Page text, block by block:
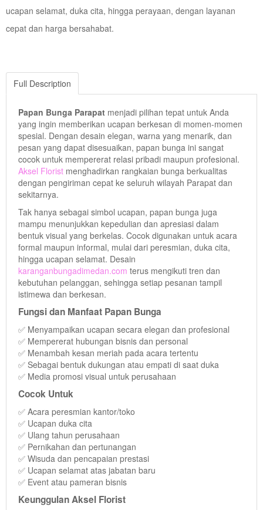
ucapan selamat, duka cita, hingga perayaan, dengan layanan
cepat dan harga bersahabat.
Full Description
Papan Bunga Parapat menjadi pilihan tepat untuk Anda
yang ingin memberikan ucapan berkesan di momen-momen
spesial. Dengan desain elegan, warna yang menarik, dan
pesan yang dapat disesuaikan, papan bunga ini sangat
cocok untuk mempererat relasi pribadi maupun profesional.
Aksel Florist menghadirkan rangkaian bunga berkualitas
dengan pengiriman cepat ke seluruh wilayah Parapat dan
sekitarnya.
Tak hanya sebagai simbol ucapan, papan bunga juga
mampu menunjukkan kepedulian dan apresiasi dalam
bentuk visual yang berkelas. Cocok digunakan untuk acara
formal maupun informal, mulai dari peresmian, duka cita,
hingga ucapan selamat. Desain
karanganbungadimedan.com terus mengikuti tren dan
kebutuhan pelanggan, sehingga setiap pesanan tampil
istimewa dan berkesan.
Fungsi dan Manfaat Papan Bunga
✅ Menyampaikan ucapan secara elegan dan profesional
✅ Mempererat hubungan bisnis dan personal
✅ Menambah kesan meriah pada acara tertentu
✅ Sebagai bentuk dukungan atau empati di saat duka
✅ Media promosi visual untuk perusahaan
Cocok Untuk
✅ Acara peresmian kantor/toko
✅ Ucapan duka cita
✅ Ulang tahun perusahaan
✅ Pernikahan dan pertunangan
✅ Wisuda dan pencapaian prestasi
✅ Ucapan selamat atas jabatan baru
✅ Event atau pameran bisnis
Keunggulan Aksel Florist